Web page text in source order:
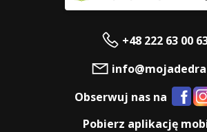
+48 222 63 00
Obserwuj nas na
Pobierz aplikację